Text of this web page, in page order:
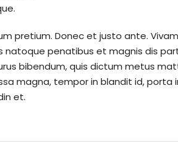
pretium. Donec et justo ante.
natoque penatibus et magnis dis
bibendum, quis dictum metus
magna, tempor in blandit id, porta
et.